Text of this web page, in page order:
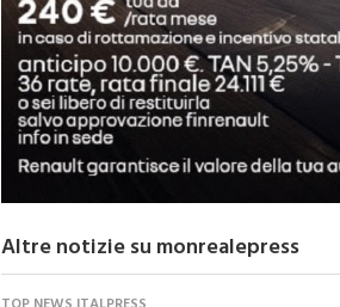
Altre notizie su monrealepress